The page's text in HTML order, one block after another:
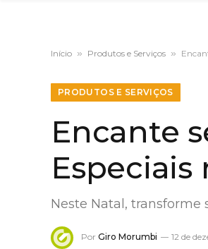
Início » Produtos e Serviços »
PRODUTOS E SERVIÇOS
Encante
Especiais
Neste Natal, transforme
Por Giro Morumbi 12 de